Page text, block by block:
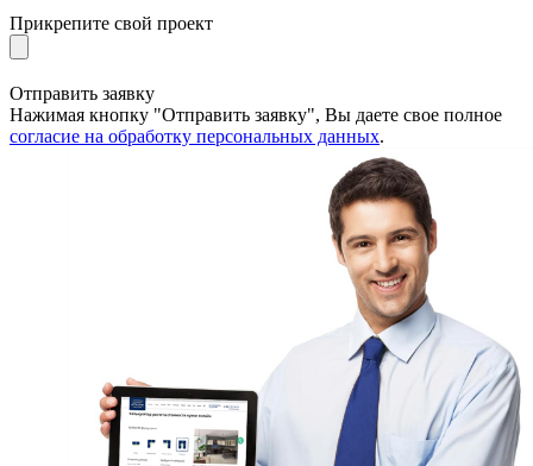
Прикрепите свой проект
Отправить заявку
Нажимая кнопку "Отправить заявку", Вы даете свое полное
согласие на обработку персональных данных.